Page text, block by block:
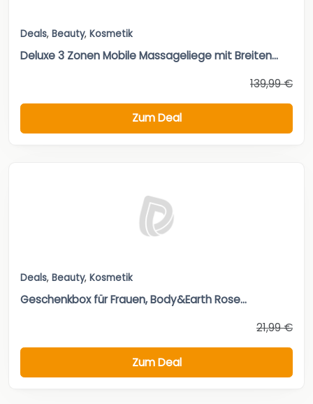
Deals, Beauty, Kosmetik
Deluxe 3 Zonen Mobile Massageliege mit Breiten...
139,99 €
Zum Deal
Deals, Beauty, Kosmetik
Geschenkbox für Frauen, Body&Earth Rose...
21,99 €
Zum Deal